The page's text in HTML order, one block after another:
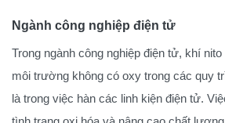
Ngành công nghiệp điện tử
Trong ngành công nghiệp điện tử, khí
môi trường không có oxy trong các quy
là trong việc hàn các linh kiện điện tử.